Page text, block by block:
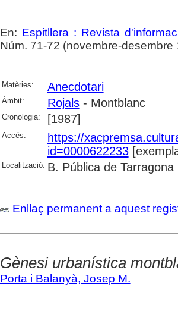
En: Espitllera : Revista
Núm. 71-72 (novembre-desembre
Matèries: Anecdotari
Àmbit: Rojals- Montblanc
Cronologia: [1987]
Accés:
https://
id=0000622233
Localització: B. Pública de Tarragona
Enllaç permanent a aquest
Gènesi urbanística
Porta i Balanyà, Josep M.